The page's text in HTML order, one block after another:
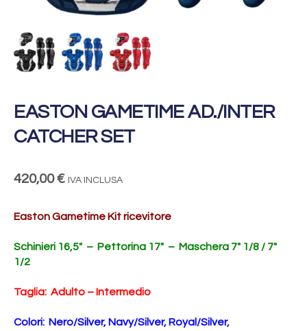
EASTON GAMETIME AD./INTER
CATCHER SET
420,00 € IVA INCLUSA
Easton Gametime Kit ricevitore
Schinieri 16,5″ – Pettorina 17″ – Maschera 7″ 1/8 / 7″
1/2
Taglia: Adulto – Intermedio
Colori: Nero/Silver, Navy/Silver, Royal/Silver,